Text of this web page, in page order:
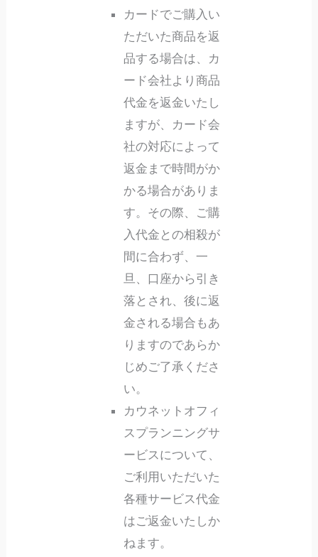
カードでご購入い
ただいた商品を返
品する場合は、カ
ード会社より商品
代金を返金いたし
ますが、カード会
社の対応によって
返金まで時間がか
かる場合がありま
す。その際、ご購
入代金との相殺が
間に合わず、一
旦、口座から引き
落とされ、後に返
金される場合もあ
りますのであらか
じめご了承くださ
い。
カウネットオフィ
スプランニングサ
ービスについて、
ご利用いただいた
各種サービス代金
はご返金いたしか
ねます。